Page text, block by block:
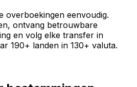
overboekingen eenvoudig.
ontvang betrouwbare
en volg elke transfer in
190+ landen in 130+ valuta.